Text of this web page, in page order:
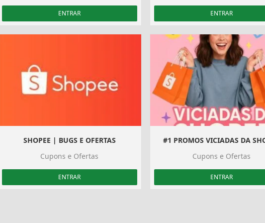
ENTRAR ENTRAR
SHOPEE | BUGS E OFERTAS
Cupons e Ofertas
ENTRAR
#1 PROMOS VICIADAS DA
Cupons e Ofertas
ENTRAR